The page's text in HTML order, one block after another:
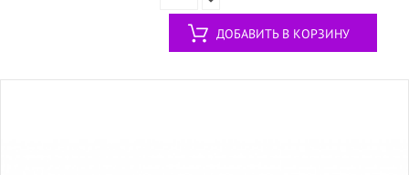
ДОБАВИТЬ В КОРЗИНУ